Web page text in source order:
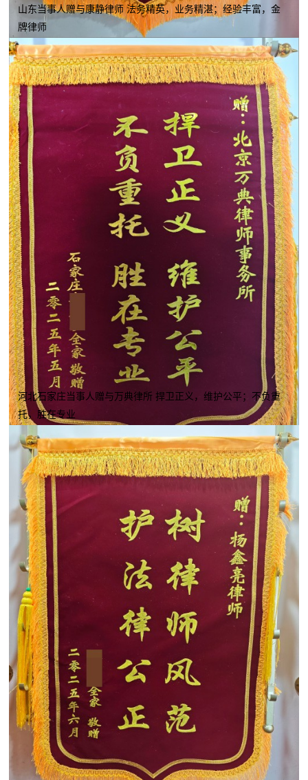
山东当事人赠与康静律师 法务精英，业务精湛；经验丰富，金
牌律师
河北石家庄当事人赠与万典律所 捍卫正义，维护公平；不负重
托，胜在专业